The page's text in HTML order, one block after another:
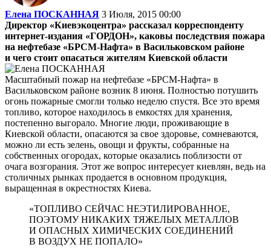
Елена ПОСКАННАЯ 3 Июля, 2015 00:00
Директор «Киевэкоцентра» рассказал корреспонденту
интернет-издания «ГОРДОН», каковы последствия пожара
на нефтебазе «БРСМ-Нафта» в Васильковском районе
и чего стоит опасаться жителям Киевской области
Масштабный пожар на нефтебазе «БРСМ-Нафта» в
Васильковском районе возник 8 июня. Полностью потушить
огонь пожарные смогли только неделю спустя. Все это время
топливо, которое находилось в емкостях для хранения,
постепенно выгорало. Многие люди, проживающие в
Киевской области, опасаются за свое здоровье, сомневаются,
можно ли есть зелень, овощи и фрукты, собранные на
собственных огородах, которые оказались поблизости от
очага возгорания. Этот же вопрос интересует киевлян, ведь на
столичных рынках продается в основном продукция,
выращенная в окрестностях Киева.
«ТОПЛИВО СЕЙЧАС НЕЭТИЛИРОВАННОЕ,
ПОЭТОМУ НИКАКИХ ТЯЖЕЛЫХ МЕТАЛЛОВ
И ОПАСНЫХ ХИМИЧЕСКИХ СОЕДИНЕНИЙ
В ВОЗДУХ НЕ ПОПАЛО»